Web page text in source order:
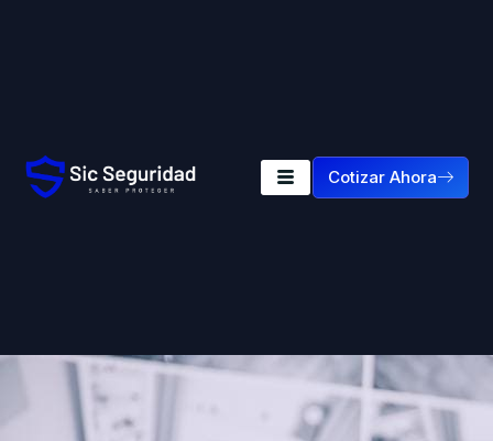
Cotizar Ahora